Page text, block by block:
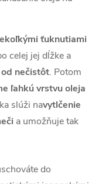
ťuknutiami
celej jej dĺžke a
nečistôt. Potom
ľahkú vrstvu oleja
slúži navytlčenie
a umožňuje tak
do